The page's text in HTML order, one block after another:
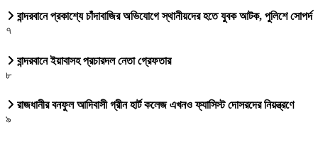
বান্দরবানে প্রকাশ্যে চাঁদাবাজির অভিযোগে স্থানীয়দের হতে যুবক আটক, পুলিশে সোপর্দ
৭
বান্দরবানে ইয়াবাসহ প্রচারদল নেতা গ্রেফতার
৮
রাজধানীর বনফুল আদিবাসী গ্রীন হার্ট কলেজ এখনও ফ্যাসিস্ট দোসরদের নিয়ন্ত্রণে
৯